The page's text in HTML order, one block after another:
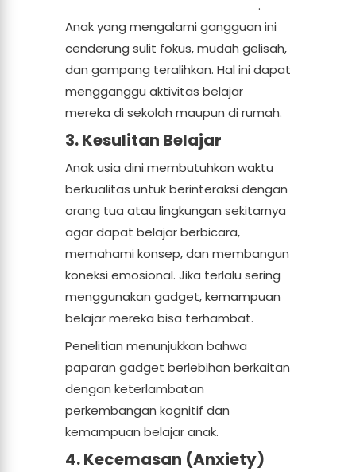
.
Anak yang mengalami gangguan ini
cenderung sulit fokus, mudah gelisah,
dan gampang teralihkan. Hal ini dapat
mengganggu aktivitas belajar
mereka di sekolah maupun di rumah.
3. Kesulitan Belajar
Anak usia dini membutuhkan waktu
berkualitas untuk berinteraksi dengan
orang tua atau lingkungan sekitarnya
agar dapat belajar berbicara,
memahami konsep, dan membangun
koneksi emosional. Jika terlalu sering
menggunakan gadget, kemampuan
belajar mereka bisa terhambat.
Penelitian menunjukkan bahwa
paparan gadget berlebihan berkaitan
dengan keterlambatan
perkembangan kognitif dan
kemampuan belajar anak.
4. Kecemasan (Anxiety)